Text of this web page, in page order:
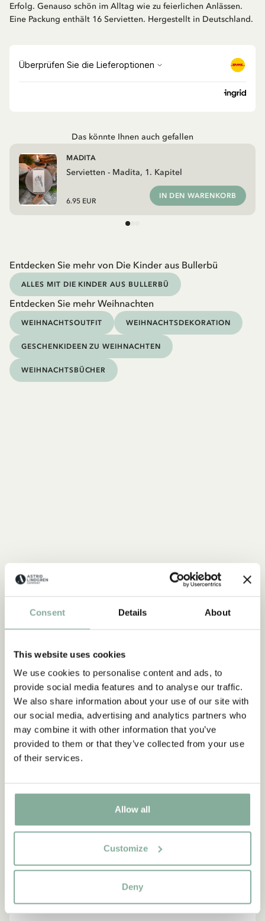
Consent Details About
This website uses cookies
We use cookies to personalise content and ads, to
provide social media features and to analyse our traffic.
We also share information about your use of our site with
our social media, advertising and analytics partners who
may combine it with other information that you’ve
provided to them or that they’ve collected from your use
of their services.
Allow all
Customize
Deny
Erfolg. Genauso schön im Alltag wie zu feierlichen Anlässen.
Eine Packung enthält 16 Servietten. Hergestellt in Deutschland.
Das könnte Ihnen auch gefallen
Servietten - Madita, 1. Kapitel
MADITA
6.95 EUR
IN DEN WARENKORB
Entdecken Sie mehr von Die Kinder aus Bullerbü
ALLES MIT DIE KINDER AUS BULLERBÜ
Entdecken Sie mehr Weihnachten
WEIHNACHTSOUTFIT WEIHNACHTSDEKORATION
GESCHENKIDEEN ZU WEIHNACHTEN
WEIHNACHTSBÜCHER
NEU NEU